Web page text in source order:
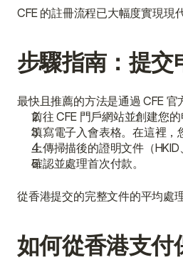
CFE 的註冊流程已大幅度實現現
步驟指南：提交
最快且推薦的方法是通過 CFE 官
前往 CFE 門戶網站並創建您的
填寫電子入會表格。在這裡，
上傳掃描後的證明文件（HKID
確認並處理首次付款。
從香港提交的完整文件的平均處
如何從香港支付